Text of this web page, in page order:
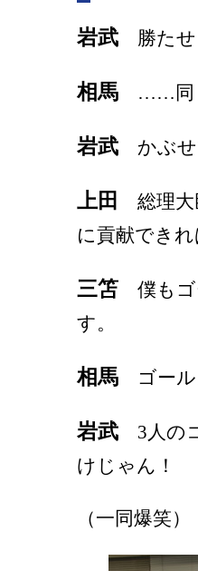
岩武 勝たせ
相馬 ……同
岩武 かぶせ
上田
総理大
に貢献できれ
三笘 僕もゴ
す。
相馬 ゴール
岩武 3人の
けじゃん！
（一同爆笑）